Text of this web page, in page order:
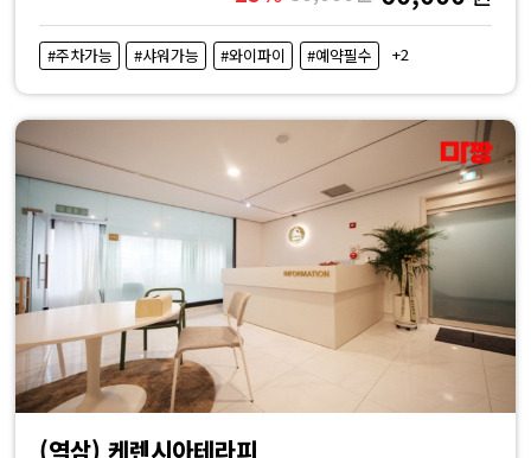
#주차가능 #샤워가능 #와이파이 #예약필수 +2
(역삼) 케렌시아테라피